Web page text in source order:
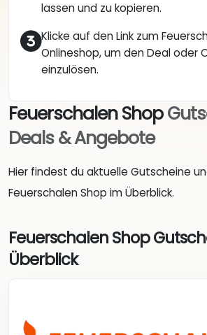
lassen und zu kopieren.
Klicke auf den Link zum
Onlineshop, um den Deal oder
einzulösen.
Feuerschalen Shop
Deals & Angebote
Hier findest du aktuelle Gutscheine
Feuerschalen Shop im Überblick.
Feuerschalen Shop
Überblick